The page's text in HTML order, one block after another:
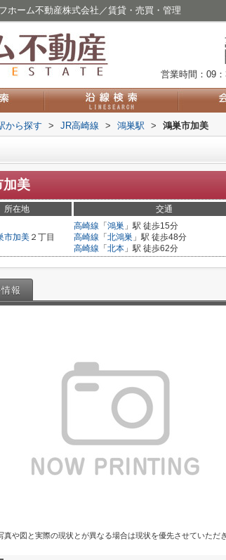
ホーム不動産株式会社／賃貸・売買・管理
営業時間：09
から探す > JR高崎線 > 鴻巣駅 > 鴻巣市加美
加美
所在地 交通
市加美 ２丁目
高崎線 「 鴻巣 」駅 徒歩15分
高崎線 「 北鴻巣 」駅 徒歩48分
高崎線 「 北本 」駅 徒歩62分
報
真や図と実際の現状とが異なる場合は現状を優先させていただ